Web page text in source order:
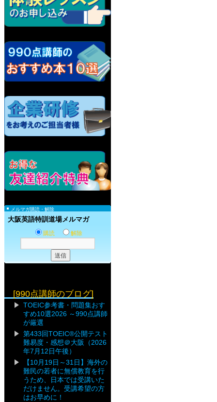
メルマガ購読・解除
大阪英語特訓道場メルマガ
購読 解除
[990点講師のブログ]
TOEIC参考書・問題集おす
すめ10選2026 ～990点講師
が厳選
第433回TOEIC®公開テスト
難易度・感想＠大阪（2026
年7月12日午後）
【10月19日～31日】海外の
難民の若者に無償教育を行
うため、日本では受講いた
だけません。受講希望の方
はお早めに！